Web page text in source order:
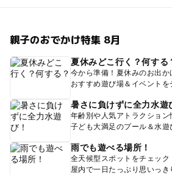
親子のおでかけ特集 8月
夏休みどこ行く？何する
今から準備！夏休みのお出か
おすすめ遊び場＆イベントを
暑さに負けずに全力水遊
年齢別や人気アトラクション
子ども大満足のプール＆水遊
雨でも遊べる場所！
全天候型スポットをチェック
屋内で一日たっぷり思いっき